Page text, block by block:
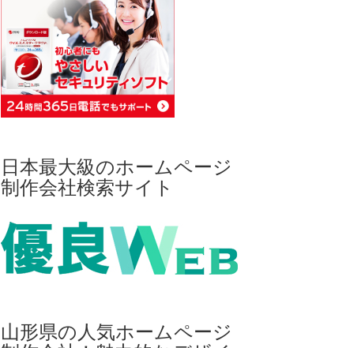
日本最大級のホームページ
制作会社検索サイト
山形県の人気ホームページ